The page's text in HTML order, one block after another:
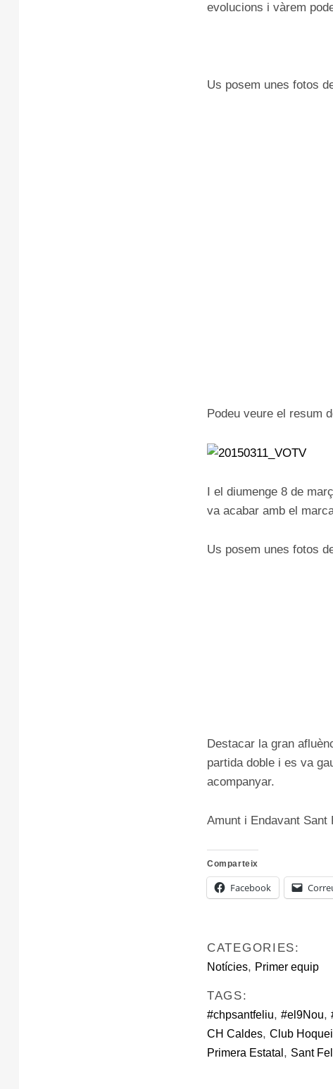
evolucions i vàrem
Us posem unes fotos
Podeu veure el resum
I el diumenge 8 de
va acabar amb el
Us posem unes fotos
Destacar la gran
partida doble i es va
acompanyar.
Amunt i Endavant Sant
Comparteix
Facebook
CATEGORIES:
Notícies, Primer equip
TAGS:
#chpsantfeliu, #el9Nou,
CH Caldes, Club
Primera Estatal , Sant